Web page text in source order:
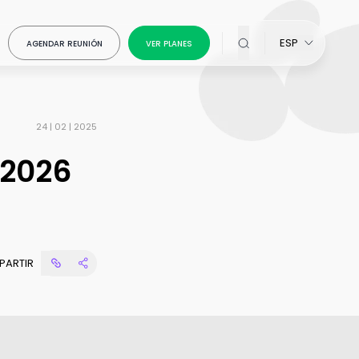
en
Creative
AGENDAR REUNIÓN VER PLANES ESP
24 | 02 | 2025